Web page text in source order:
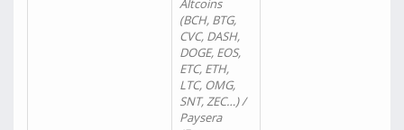
Altcoins
(BCH, BTG,
CVC, DASH,
DOGE, EOS,
ETC, ETH,
LTC, OMG,
SNT, ZEC…) /
Paysera